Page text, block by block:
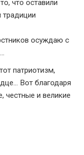
что оставили
традиции
осуждаю с
патриотизм,
Вот благодаря
честные и великие